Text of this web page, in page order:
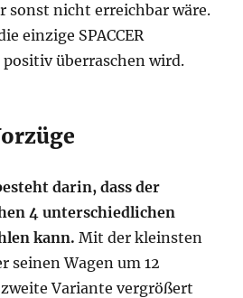
sonst nicht erreichbar wäre.
einzige SPACCER
überraschen wird.
darin, dass der
4 unterschiedlichen
kann. Mit der kleinsten
seinen Wagen um 12
Variante vergrößert